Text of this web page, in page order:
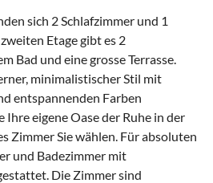
sich 2 Schlafzimmer und 1
Etage gibt es 2
Bad und eine grosse Terrasse.
minimalistischer Stil mit
entspannenden Farben
Ihre eigene Oase der Ruhe in der
Zimmer Sie wählen. Für absoluten
und Badezimmer mit
Die Zimmer sind